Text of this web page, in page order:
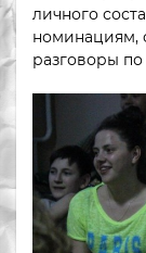
личного
номинациям,
разговоры